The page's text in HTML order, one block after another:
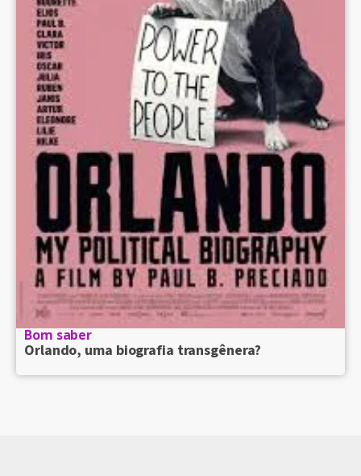
Bom saber
Orlando, uma biografia transgênera?